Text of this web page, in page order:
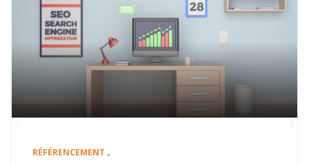
RÉFÉRENCEMENT